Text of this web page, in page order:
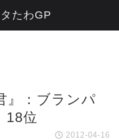
』：ブランパ
18位
2012-04-16
たわGP